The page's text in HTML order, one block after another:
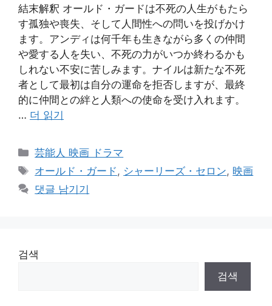
結末解釈 オールド・ガードは不死の人生がもたら
す孤独や喪失、そして人間性への問いを投げかけ
ます。アンディは何千年も生きながら多くの仲間
や愛する人を失い、不死の力がいつか終わるかも
しれない不安に苦しみます。ナイルは新たな不死
者として最初は自分の運命を拒否しますが、最終
的に仲間との絆と人類への使命を受け入れます。
… 더 읽기
카
테
리
芸能人 映画 ドラマ
태
그
オールド・ガード , シャーリーズ・セロン,映画
댓글 남기기
검색
검색